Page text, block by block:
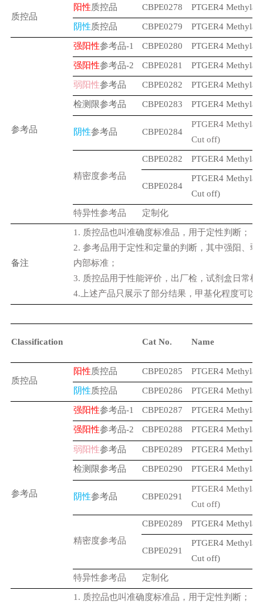
质控品
阳性质控品 CBPE0278 PTGER4
阴性质控品 CBPE0279 PTGER4
参考品
强阳性参考品-1 CBPE0280 PTGER4
强阳性参考品-2 CBPE0281 PTGER4
弱阳性参考品 CBPE0282 PTGER4
检测限参考品 CBPE0283 PTGER4
阴性参考品 CBPE0284
PTGER4
Cut off)
精密度参考品
CBPE0282 PTGER4
CBPE0284
PTGER4
Cut off)
特异性参考品 定制化
备注
1. 质控品也叫准确度标准品，用于定性判断；
2. 参考品用于定性和定量的判断，其中强阳、
内部标准；
3. 质控品用于性能评价，出厂检，试剂盒日常
4.上述产品只展示了部分结果，甲基化程度可以
Classification Cat No. Name
质控品
阳性质控品 CBPE0285 PTGER4
阴性质控品 CBPE0286 PTGER4
参考品
强阳性参考品-1 CBPE0287 PTGER4
强阳性参考品-2 CBPE0288 PTGER4
弱阳性参考品 CBPE0289 PTGER4
检测限参考品 CBPE0290 PTGER4
阴性参考品 CBPE0291
PTGER4
Cut off)
精密度参考品
CBPE0289 PTGER4
CBPE0291
PTGER4
Cut off)
特异性参考品 定制化
1. 质控品也叫准确度标准品，用于定性判断；